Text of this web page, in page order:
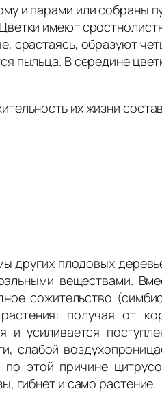
и парами или собраны
имеют
срастаясь, образуют
В середине
их жизни
других плодовых
веществами.
сожительство
получая от
усиливается
слабой
этой причине
гибнет и само растение.